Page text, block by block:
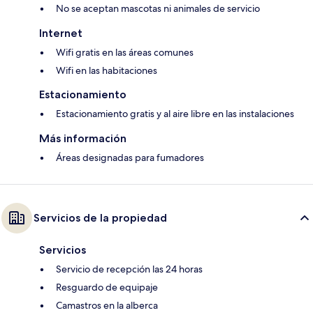
No se aceptan mascotas ni animales de servicio
Internet
Wifi gratis en las áreas comunes
Wifi en las habitaciones
Estacionamiento
Estacionamiento gratis y al aire libre en las instalaciones
Más información
Áreas designadas para fumadores
Servicios de la propiedad
Servicios
Servicio de recepción las 24 horas
Resguardo de equipaje
Camastros en la alberca